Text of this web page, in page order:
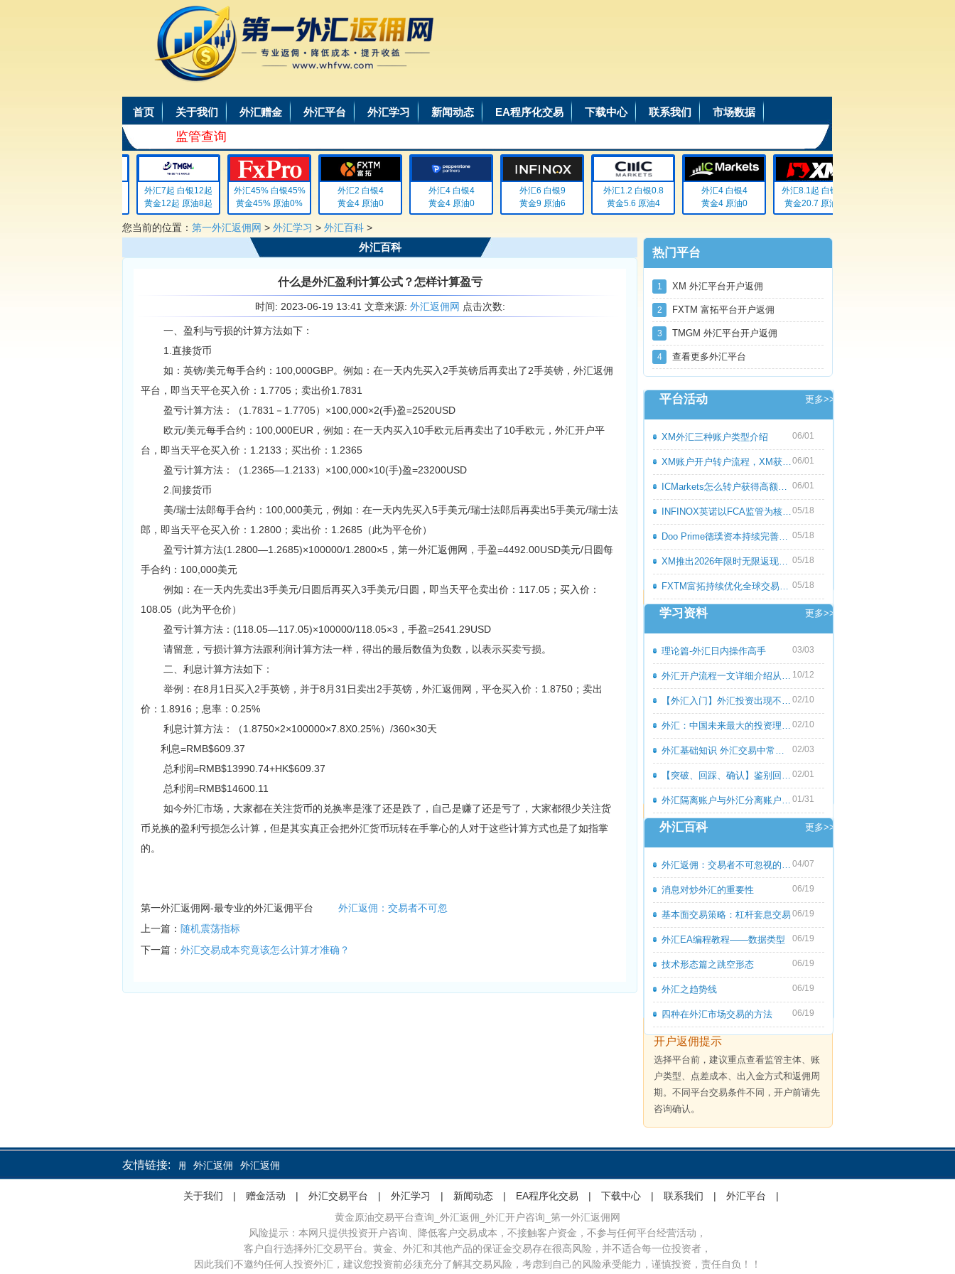
首页 关于我们 外汇赠金 外汇平台 外汇学习 新闻动态 EA程序化交易 下载中心 联系我们 市场数据
监管查询
外汇7起 白银12起
黄金12起 原油8起
外汇45% 白银45%
黄金45% 原油0%
外汇2 白银4
黄金4 原油0
外汇4 白银4
黄金4 原油0
外汇6 白银9
黄金9 原油6
外汇1.2 白银0.8
黄金5.6 原油4
外汇4 白银4
黄金4 原油0
外汇8.1起 白银72
黄金20.7 原油无
您当前的位置： 第一外汇返佣网 > 外汇学习 > 外汇百科 >
外汇百科
什么是外汇盈利计算公式？怎样计算盈亏
时间: 2023-06-19 13:41 文章来源: 外汇返佣网 点击次数:
一、盈利与亏损的计算方法如下：
1.直接货币
如：英镑/美元每手合约：100,000GBP。例如：在一天内先买入2手英镑后再卖出了2手英镑，外汇返佣
平台，即当天平仓买入价：1.7705；卖出价1.7831
盈亏计算方法：（1.7831－1.7705）×100,000×2(手)盈=2520USD
欧元/美元每手合约：100,000EUR，例如：在一天内买入10手欧元后再卖出了10手欧元，外汇开户平
台，即当天平仓买入价：1.2133；买出价：1.2365
盈亏计算方法：（1.2365—1.2133）×100,000×10(手)盈=23200USD
2.间接货币
美/瑞士法郎每手合约：100,000美元，例如：在一天内先买入5手美元/瑞士法郎后再卖出5手美元/瑞士法
郎，即当天平仓买入价：1.2800；卖出价：1.2685（此为平仓价）
盈亏计算方法(1.2800—1.2685)×100000/1.2800×5，第一外汇返佣网，手盈=4492.00USD美元/日圆每
手合约：100,000美元
例如：在一天内先卖出3手美元/日圆后再买入3手美元/日圆，即当天平仓卖出价：117.05；买入价：
108.05（此为平仓价）
盈亏计算方法：(118.05—117.05)×100000/118.05×3，手盈=2541.29USD
请留意，亏损计算方法跟利润计算方法一样，得出的最后数值为负数，以表示买卖亏损。
二、利息计算方法如下：
举例：在8月1日买入2手英镑，并于8月31日卖出2手英镑，外汇返佣网，平仓买入价：1.8750；卖出
价：1.8916；息率：0.25%
利息计算方法：（1.8750×2×100000×7.8X0.25%）/360×30天
利息=RMB$609.37
总利润=RMB$13990.74+HK$609.37
总利润=RMB$14600.11
如今外汇市场，大家都在关注货币的兑换率是涨了还是跌了，自己是赚了还是亏了，大家都很少关注货
币兑换的盈利亏损怎么计算，但是其实真正会把外汇货币玩转在手掌心的人对于这些计算方式也是了如指掌
的。
第一外汇返佣网-最专业的外汇返佣平台
外汇返佣：交易者不可忽
上一篇： 随机震荡指标
下一篇： 外汇交易成本究竟该怎么计算才准确？
热门平台
1 XM 外汇平台开户返佣
2 FXTM 富拓平台开户返佣
3 TMGM 外汇平台开户返佣
4 查看更多外汇平台
平台活动 更多>>
XM外汇三种账户类型介绍 06/01
XM账户开户转户流程，XM获取高额返佣教程06/01
ICMarkets怎么转户获得高额返佣呢？ICMark 06/01
INFINOX英诺以FCA监管为核心优势，持续优化05/18
Doo Prime德璞资本持续完善多资产交易服务 05/18
XM推出2026年限时无限返现活动，交易越多 05/18
FXTM富拓持续优化全球交易服务，多元化产 05/18
学习资料 更多>>
理论篇-外汇日内操作高手 03/03
外汇开户流程一文详细介绍从零到一 10/12
【外汇入门】外汇投资出现不良心态的原 02/10
外汇：中国未来最大的投资理财市场 02/10
外汇基础知识 外汇交易中常见的外汇专用 02/03
【突破、回踩、确认】鉴别回撤和倒退 02/01
外汇隔离账户与外汇分离账户的区别 01/31
外汇百科 更多>>
外汇返佣：交易者不可忽视的隐藏收益 04/07
消息对炒外汇的重要性 06/19
基本面交易策略：杠杆套息交易 06/19
外汇EA编程教程――数据类型 06/19
技术形态篇之跳空形态 06/19
外汇之趋势线 06/19
四种在外汇市场交易的方法 06/19
开户返佣提示
选择平台前，建议重点查看监管主体、账
户类型、点差成本、出入金方式和返佣周
期。不同平台交易条件不同，开户前请先
咨询确认。
友情链接:
外汇返佣 外汇返佣 外汇返佣
关于我们 | 赠金活动 | 外汇交易平台 | 外汇学习 | 新闻动态 | EA程序化交易 | 下载中心 | 联系我们 | 外汇平台
|
黄金原油交易平台查询_外汇返佣_外汇开户咨询_第一外汇返佣网
风险提示：本网只提供投资开户咨询、降低客户交易成本，不接触客户资金，不参与任何平台经营活动，
客户自行选择外汇交易平台。黄金、外汇和其他产品的保证金交易存在很高风险，并不适合每一位投资者，
因此我们不邀约任何人投资外汇，建议您投资前必须充分了解其交易风险，考虑到自己的风险承受能力，谨慎投资，责任自负！！